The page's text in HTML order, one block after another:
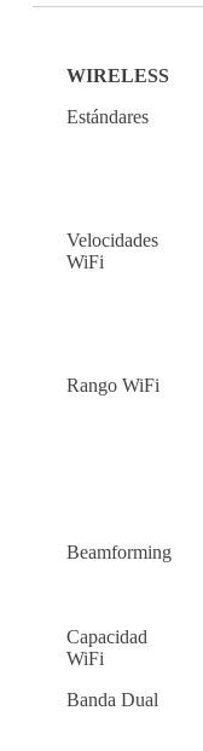
WIRELESS
Estándares
Velocidades
WiFi
Rango WiFi
Beamforming
Capacidad
WiFi
Banda Dual